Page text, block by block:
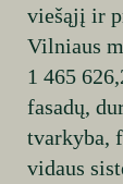
viešąjį ir
Vilniaus
1 465
fasadų,
tvarkyba,
vidaus